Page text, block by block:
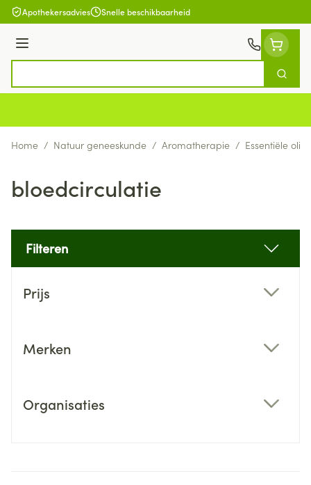
Ga naar de inhoud
Apothekersadvies Snelle beschikbaarheid
Menu
Zoek
Home / Natuur geneeskunde / Aromatherapie / Essentiële oliën
bloedcirculatie
Filteren
Prijs
Merken
Organisaties